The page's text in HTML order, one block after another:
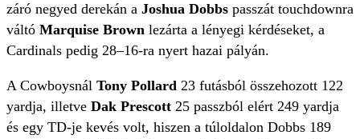
záró negyed derekán a Joshua Dobbs passzát touchdownra
váltó Marquise Brown lezárta a lényegi kérdéseket, a
Cardinals pedig 28–16-ra nyert hazai pályán.
A Cowboysnál Tony Pollard 23 futásból összehozott 122
yardja, illetve Dak Prescott 25 passzból elért 249 yardja
és egy TD-je kevés volt, hiszen a túloldalon Dobbs 189